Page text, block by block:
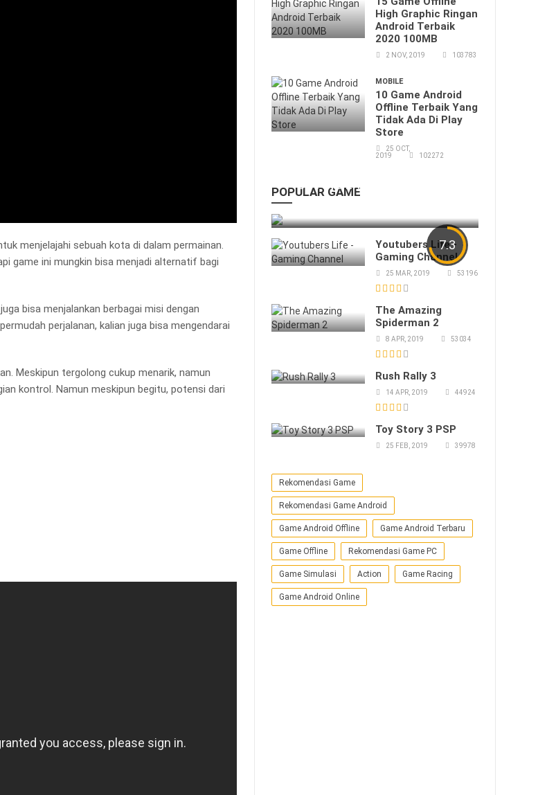
menjelajahi sebuah kota di dalam permainan.
game ini mungkin bisa menjadi alternatif bagi
bisa menjalankan berbagai misi dengan
perjalanan, kalian juga bisa mengendarai
Meskipun tergolong cukup menarik, namun
kontrol. Namun meskipun begitu, potensi dari
High Graphic Ringan
Android Terbaik
2020 100MB
2 NOV, 2019 103783
MOBILE
10 Game Android
Offline Terbaik Yang
Tidak Ada Di Play
Store
25 OCT,
2019
102272
POPULAR GAME
7.3
FIGHTING EX LAYER -α Android
Youtubers Life -
Gaming Channel
25 MAR, 2019 53196
The Amazing
Spiderman 2
8 APR, 2019 53034
Rush Rally 3
14 APR, 2019 44924
Toy Story 3 PSP
25 FEB, 2019 39978
Rekomendasi Game
Rekomendasi Game Android
Game Android Offline Game Android Terbaru
Game Offline Rekomendasi Game PC
Game Simulasi Action Game Racing
Game Android Online